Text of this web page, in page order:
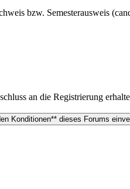
bzw. Semesterausweis
an die Registrierung